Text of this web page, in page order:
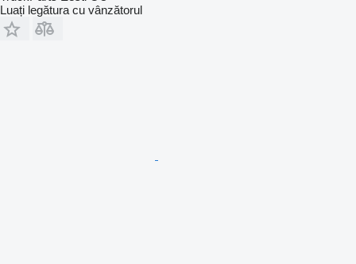
Luați legătura cu vânzătorul